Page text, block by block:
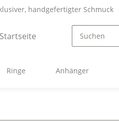
handgefertigter Schmuck
Ringe Anhänger